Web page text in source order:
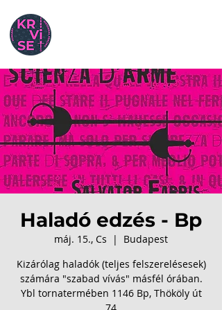
Haladó edzés - Bp
máj. 15., Cs
  |
Budapest
Kizárólag haladók (teljes felszerelésesek)
számára "szabad vívás" másfél órában.
Ybl tornatermében 1146 Bp, Thököly út
74